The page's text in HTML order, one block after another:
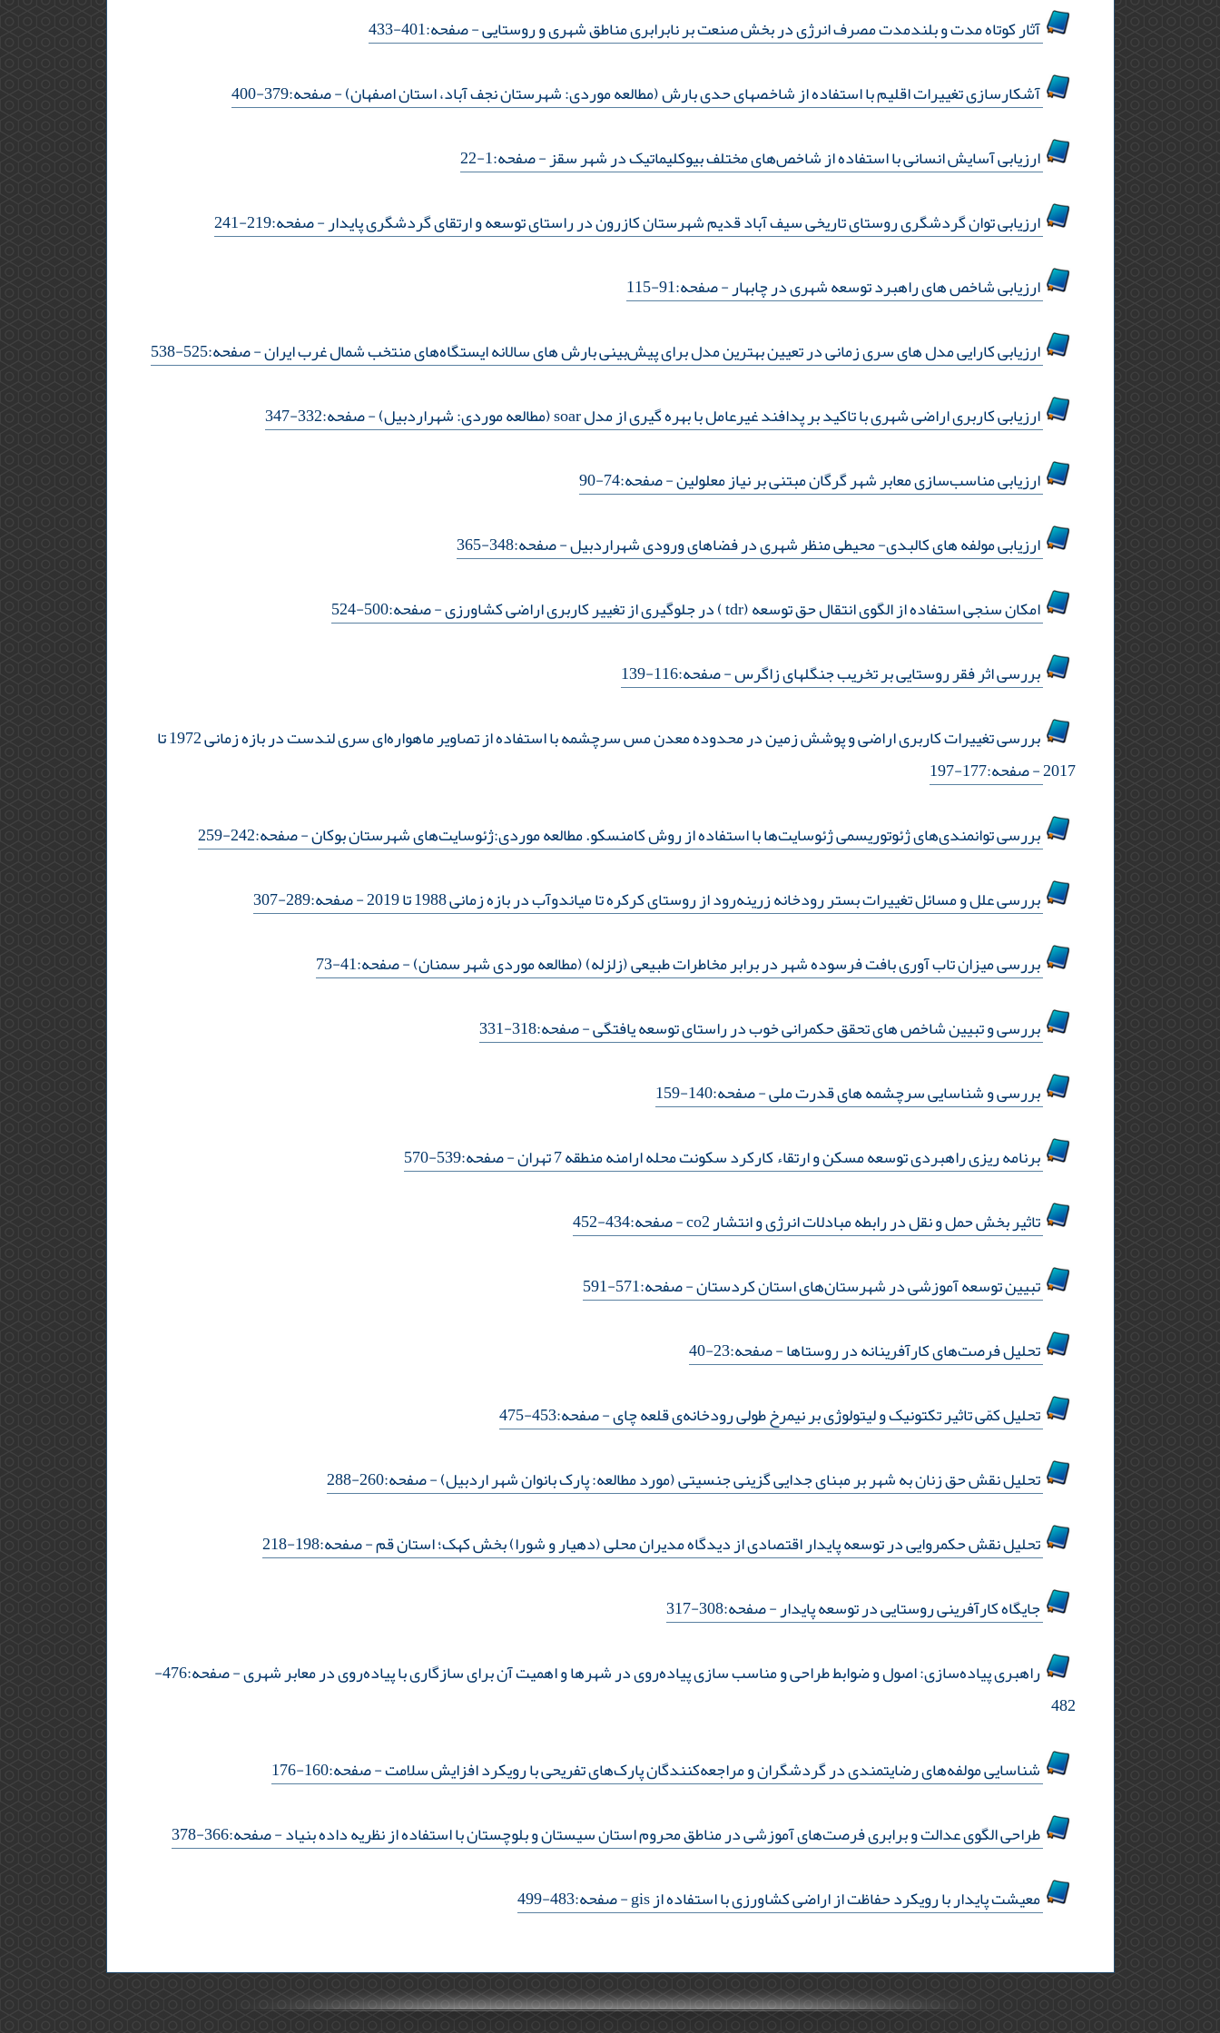
آثار کوتاه مدت و بلندمدت مصرف انرژی در بخش صنعت بر نابرابری مناطق شهری و روستایی- صفحه:401-433
آشکارسازی تغییرات اقلیم با استفاده از شاخصهای حدی بارش (مطالعه موردی: شهرستان نجف آباد، استان اصفهان)- صفحه:379-400
ارزیابی آسایش انسانی با استفاده از شاخص‌های مختلف بیوکلیماتیک در شهر سقز- صفحه:1-22
ارزیابی توان گردشگری روستای تاریخی سیف آباد قدیم شهرستان کازرون در راستای توسعه و ارتقای گردشگری پایدار- صفحه:219-241
ارزیابی شاخص های راهبرد توسعه شهری در چابهار- صفحه:91-115
ارزیابی کارایی مدل های سری زمانی در تعیین بهترین مدل برای پیش‌بینی بارش های سالانه ایستگاه‌های منتخب شمال غرب ایران- صفحه:525-538
ارزیابی کاربری اراضی شهری با تاکید بر پدافند غیرعامل با بهره گیری از مدل soar (مطالعه موردی: شهراردبیل)
- صفحه:332-347
ارزیابی مناسب‌سازی معابر شهر گرگان مبتنی بر نیاز معلولین- صفحه:74-90
ارزیابی مولفه های کالبدی- محیطی منظر شهری در فضاهای ورودی شهراردبیل- صفحه:348-365
امکان سنجی استفاده از الگوی انتقال حق توسعه (tdr ) در جلوگیری از تغییر کاربری اراضی کشاورزی
- صفحه:500-524
بررسی اثر فقر روستایی بر تخریب جنگلهای زاگرس- صفحه:116-139
بررسی تغییرات کاربری اراضی و پوشش زمین در محدوده معدن مس سرچشمه با استفاده از تصاویر ماهواره‌ای سری لندست در بازه زمانی 1972 تا
2017- صفحه:177-197
بررسی توانمندی‌های ژئوتوریسمی ژئوسایت‌ها با استفاده از روش کامنسکو. مطالعه موردی:ژئوسایت‌های شهرستان بوکان- صفحه:242-259
بررسی علل و مسائل تغییرات بستر رودخانه زرینه‌رود از روستای کرکره تا میاندوآب در بازه زمانی 1988 تا 2019
- صفحه:289-307
بررسی میزان تاب آوری بافت فرسوده شهر در برابر مخاطرات طبیعی (زلزله) (مطالعه موردی شهر سمنان)- صفحه:41-73
بررسی و تبیین شاخص های تحقق حکمرانی خوب در راستای توسعه یافتگی- صفحه:318-331
بررسی و شناسایی سرچشمه های قدرت ملی- صفحه:140-159
برنامه ریزی راهبردی توسعه مسکن و ارتقاء کارکرد سکونت محله ارامنه منطقه 7 تهران
- صفحه:539-570
تاثیر بخش حمل و نقل در رابطه مبادلات انرژی و انتشار co2
- صفحه:434-452
تبیین توسعه آموزشی در شهرستان‌های استان کردستان- صفحه:571-591
تحلیل فرصت‌های کارآفرینانه در روستاها- صفحه:23-40
تحلیل کمّی تاثیر تکتونیک و لیتولوژی بر نیمرخ طولی رودخانه‌ی قلعه چای- صفحه:453-475
تحلیل نقش حق زنان به شهر بر مبنای جدایی گزینی جنسیتی (مورد مطالعه: پارک بانوان شهر اردبیل)- صفحه:260-288
تحلیل نقش حکمروایی در توسعه پایدار اقتصادی از دیدگاه مدیران محلی (دهیار و شورا) بخش کهک؛ استان قم- صفحه:198-218
جایگاه کارآفرینی روستایی در توسعه پایدار- صفحه:308-317
راهبری پیاده‌سازی: اصول و ضوابط طراحی و مناسب سازی پیاده‌روی در شهرها و اهمیت آن برای سازگاری با پیاده‌روی در معابر شهری
- صفحه:476-
482
شناسایی مولفه‌های رضایتمندی در گردشگران و مراجعه‌کنندگان پارک‌های تفریحی با رویکرد افزایش سلامت- صفحه:160-176
طراحی الگوی عدالت و برابری فرصت‌های آموزشی در مناطق محروم استان سیستان و بلوچستان با استفاده از نظریه داده بنیاد- صفحه:366-378
معیشت پایدار با رویکرد حفاظت از اراضی کشاورزی با استفاده از gis
- صفحه:483-499